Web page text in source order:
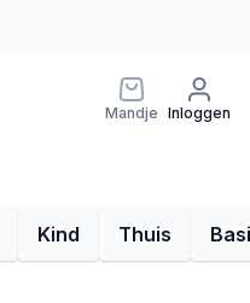
Mandje Inloggen
Kind Thuis